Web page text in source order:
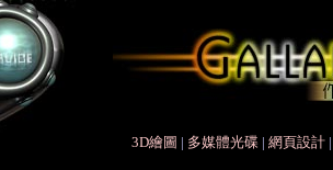
3D繪圖 | 多媒體光碟 | 網頁設計